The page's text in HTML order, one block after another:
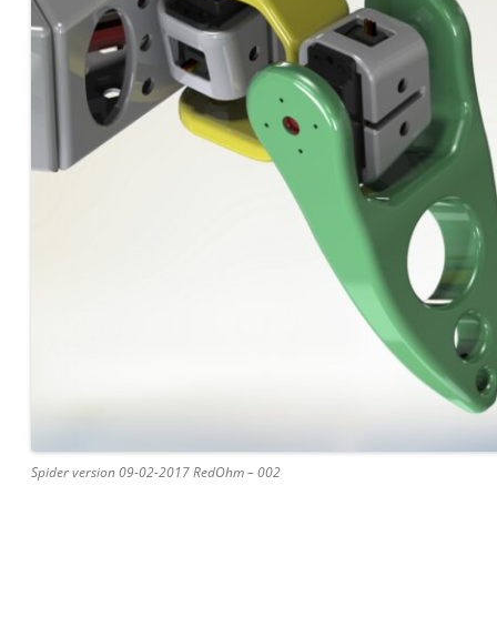
Spider version 09-02-2017 RedOhm – 002